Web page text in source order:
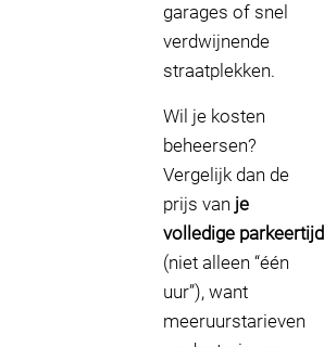
garages of snel
verdwijnende
straatplekken.
Wil je kosten
beheersen?
Vergelijk dan de
prijs van je
volledige parkeertijd
(niet alleen “één
uur”), want
meeruurstarieven